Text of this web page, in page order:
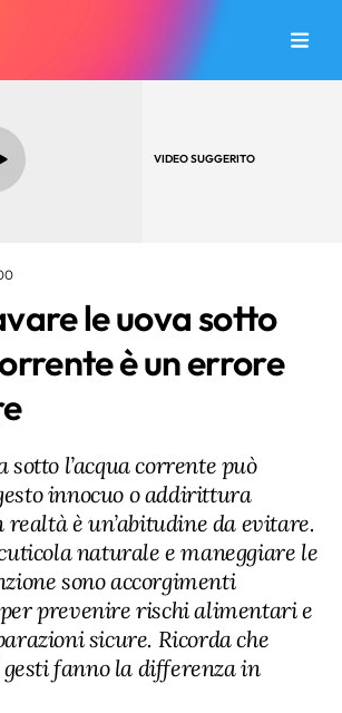
VIDEO SUGGERITO
le uova sotto
è un errore
sotto l’acqua corrente può
innocuo o addirittura
è un’abitudine da evitare.
naturale e maneggiare le
sono accorgimenti
prevenire rischi alimentari e
sicure. Ricorda che
fanno la differenza in